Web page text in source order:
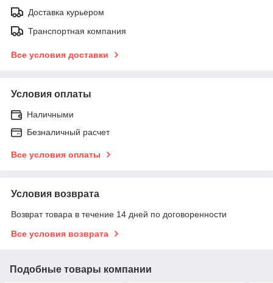
Доставка курьером
Транспортная компания
Все условия доставки
Условия оплаты
Наличными
Безналичный расчет
Все условия оплаты
Условия возврата
Возврат товара в течение 14 дней по договоренности
Все условия возврата
Подобные товары компании